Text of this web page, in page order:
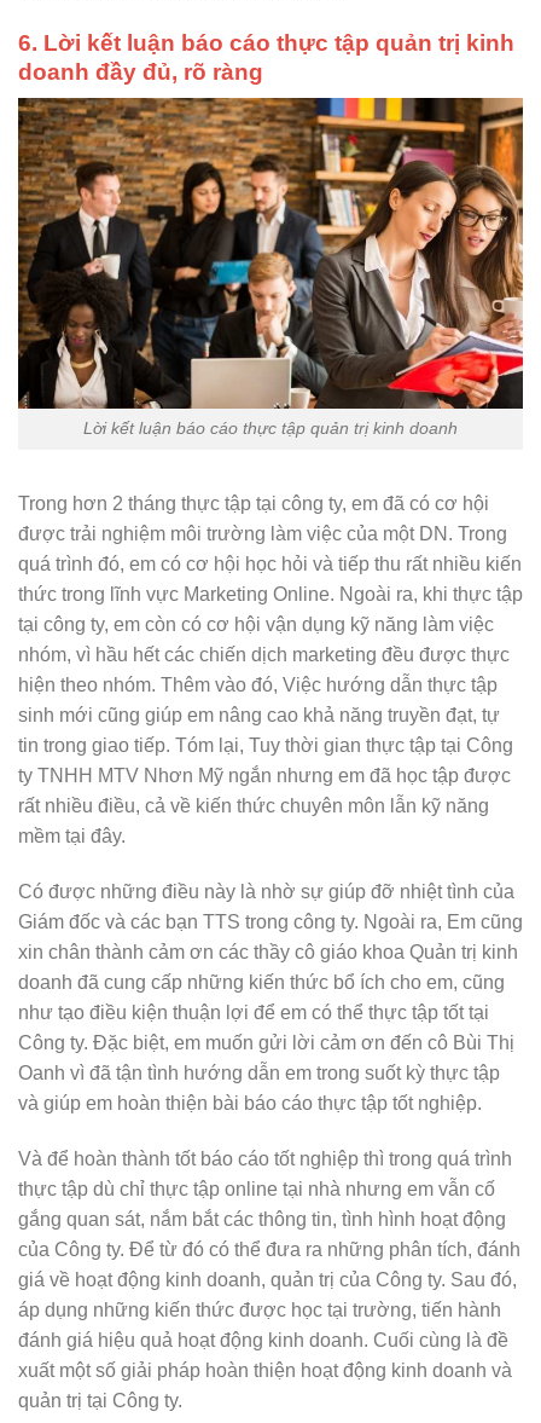
6. Lời kết luận báo cáo thực tập quản trị kinh
doanh đầy đủ, rõ ràng
Lời kết luận báo cáo thực tập quản trị kinh doanh
Trong hơn 2 tháng thực tập tại công ty, em đã có cơ hội
được trải nghiệm môi trường làm việc của một DN. Trong
quá trình đó, em có cơ hội học hỏi và tiếp thu rất nhiều kiến
thức trong lĩnh vực Marketing Online. Ngoài ra, khi thực tập
tại công ty, em còn có cơ hội vận dụng kỹ năng làm việc
nhóm, vì hầu hết các chiến dịch marketing đều được thực
hiện theo nhóm. Thêm vào đó, Việc hướng dẫn thực tập
sinh mới cũng giúp em nâng cao khả năng truyền đạt, tự
tin trong giao tiếp. Tóm lại, Tuy thời gian thực tập tại Công
ty TNHH MTV Nhơn Mỹ ngắn nhưng em đã học tập được
rất nhiều điều, cả về kiến thức chuyên môn lẫn kỹ năng
mềm tại đây.
Có được những điều này là nhờ sự giúp đỡ nhiệt tình của
Giám đốc và các bạn TTS trong công ty. Ngoài ra, Em cũng
xin chân thành cảm ơn các thầy cô giáo khoa Quản trị kinh
doanh đã cung cấp những kiến thức bổ ích cho em, cũng
như tạo điều kiện thuận lợi để em có thể thực tập tốt tại
Công ty. Đặc biệt, em muốn gửi lời cảm ơn đến cô Bùi Thị
Oanh vì đã tận tình hướng dẫn em trong suốt kỳ thực tập
và giúp em hoàn thiện bài báo cáo thực tập tốt nghiệp.
Và để hoàn thành tốt báo cáo tốt nghiệp thì trong quá trình
thực tập dù chỉ thực tập online tại nhà nhưng em vẫn cố
gắng quan sát, nắm bắt các thông tin, tình hình hoạt động
của Công ty. Để từ đó có thể đưa ra những phân tích, đánh
giá về hoạt động kinh doanh, quản trị của Công ty. Sau đó,
áp dụng những kiến thức được học tại trường, tiến hành
đánh giá hiệu quả hoạt động kinh doanh. Cuối cùng là đề
xuất một số giải pháp hoàn thiện hoạt động kinh doanh và
quản trị tại Công ty.